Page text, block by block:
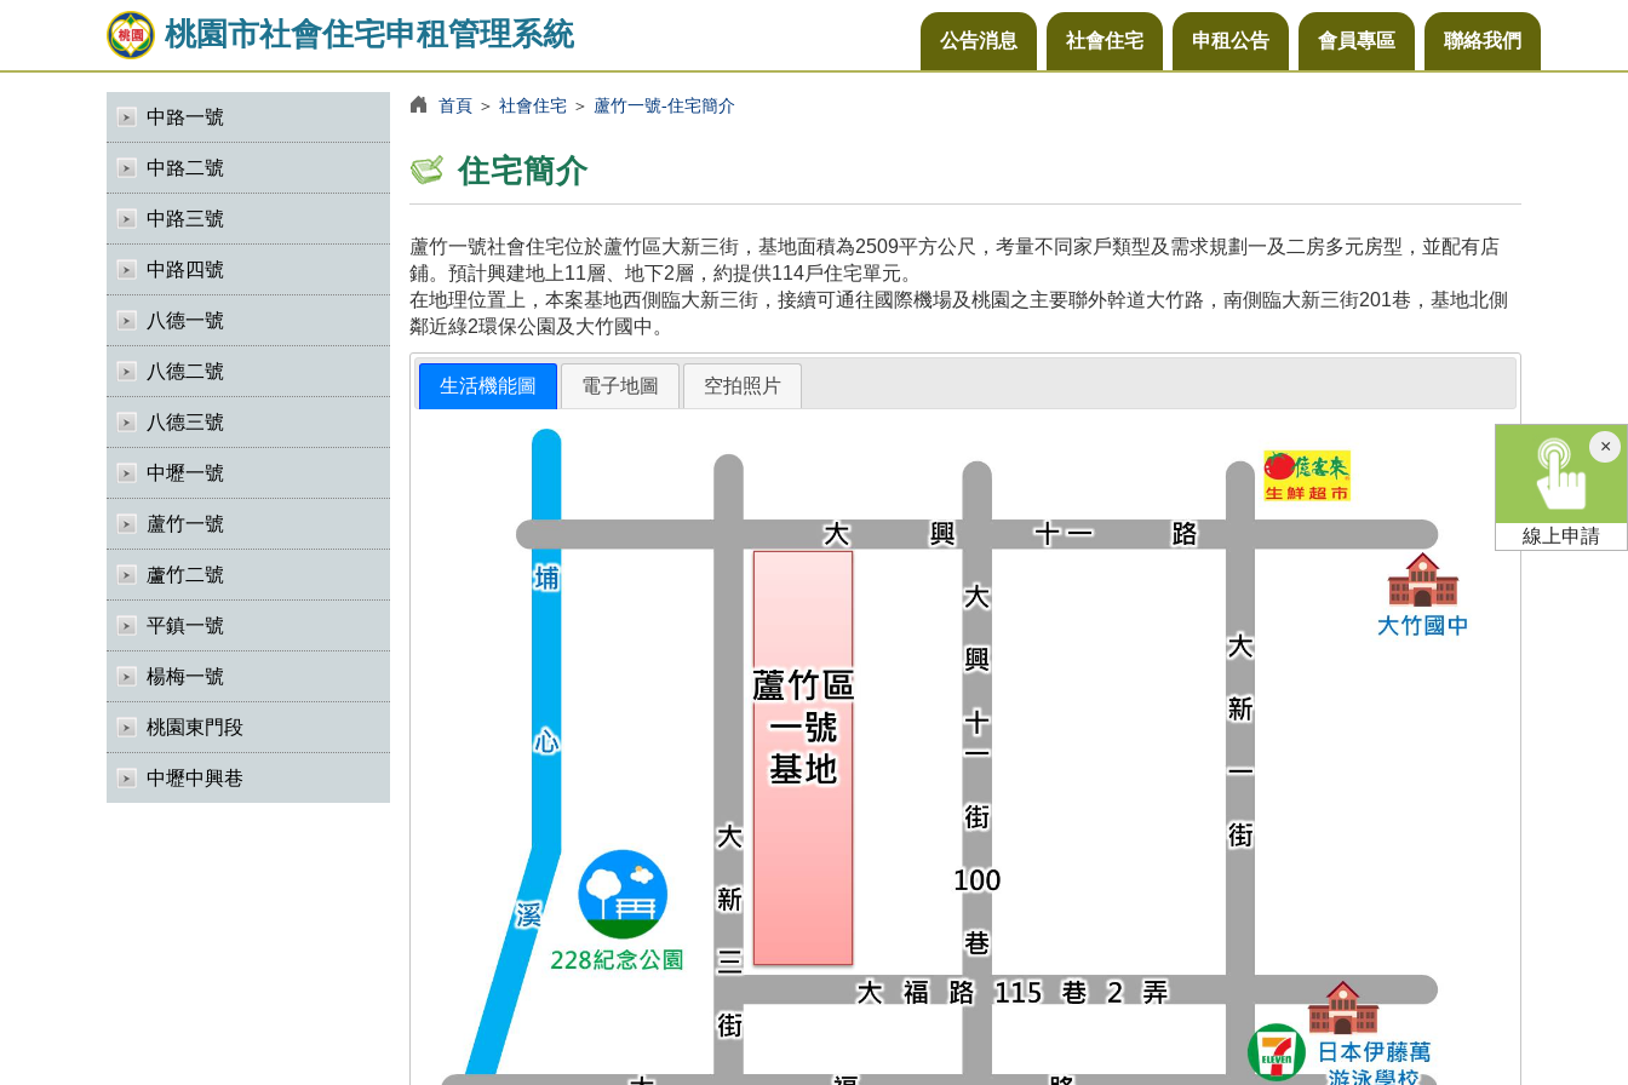
桃園市社會住宅申租管理系統 公告消息 社會住宅 申租公告 會員專區 聯絡我們
中路一號
中路二號
中路三號
中路四號
八德一號
八德二號
八德三號
中壢一號
蘆竹一號
蘆竹二號
平鎮一號
楊梅一號
桃園東門段
中壢中興巷
首頁＞ 社會住宅＞ 蘆竹一號-住宅簡介
住宅簡介
蘆竹一號社會住宅位於蘆竹區大新三街，基地面積為2509平方公尺，考量不同家戶類型及需求規劃一及二房多元房型，並配有店
鋪。預計興建地上11層、地下2層，約提供114戶住宅單元。
在地理位置上，本案基地西側臨大新三街，接續可通往國際機場及桃園之主要聯外幹道大竹路，南側臨大新三街201巷，基地北側
鄰近綠2環保公園及大竹國中。
生活機能圖 電子地圖 空拍照片
×關
閉
線上申請